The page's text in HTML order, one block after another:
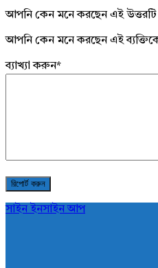
আপনি কেন মনে করছেন এই উত্তরটি
আপনি কেন মনে করছেন এই ব্যক্তিকে
ব্যাখ্যা করুন*
সাইন ইনসাইন আপ